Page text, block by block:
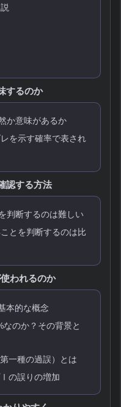
するのか
か意味があるか
を示す確率で表され
認する方法
判断するのは難しい
とを判断するのは比
われるのか
本的な概念
なのか？その背景と
一種の過誤）とは
の誤りの増加